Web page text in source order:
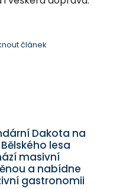
článek
Dakota na
lesa
masivní
a nabídne
gastronomii